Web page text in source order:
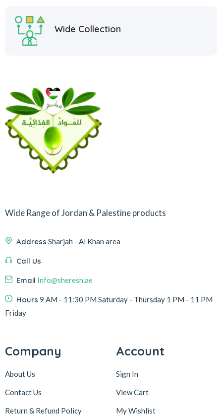
Wide Collection
Wide Range of Jordan & Palestine products
Address Sharjah - Al Khan area
Call Us
Email Info@sheresh.ae
Hours 9 AM - 11:30 PM Saturday - Thursday 1 PM - 11 PM
Friday
Company
About Us
Contact Us
Return & Refund Policy
Account
Sign In
View Cart
My Wishlist